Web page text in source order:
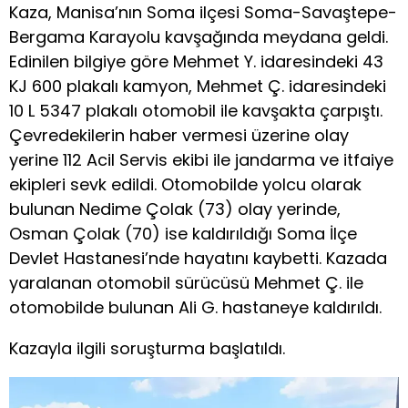
Kaza, Manisa’nın Soma ilçesi Soma-Savaştepe-
Bergama Karayolu kavşağında meydana geldi.
Edinilen bilgiye göre Mehmet Y. idaresindeki 43
KJ 600 plakalı kamyon, Mehmet Ç. idaresindeki
10 L 5347 plakalı otomobil ile kavşakta çarpıştı.
Çevredekilerin haber vermesi üzerine olay
yerine 112 Acil Servis ekibi ile jandarma ve itfaiye
ekipleri sevk edildi. Otomobilde yolcu olarak
bulunan Nedime Çolak (73) olay yerinde,
Osman Çolak (70) ise kaldırıldığı Soma İlçe
Devlet Hastanesi’nde hayatını kaybetti. Kazada
yaralanan otomobil sürücüsü Mehmet Ç. ile
otomobilde bulunan Ali G. hastaneye kaldırıldı.
Kazayla ilgili soruşturma başlatıldı.